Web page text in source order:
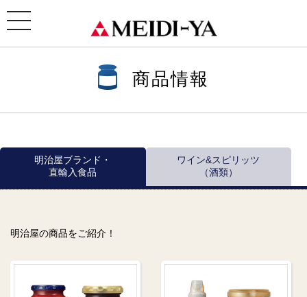
toggle
navigation
商品情報
明治屋ブランド・
直輸入食品
ワイン&スピリッツ
（酒類）
明治屋の商品をご紹介！